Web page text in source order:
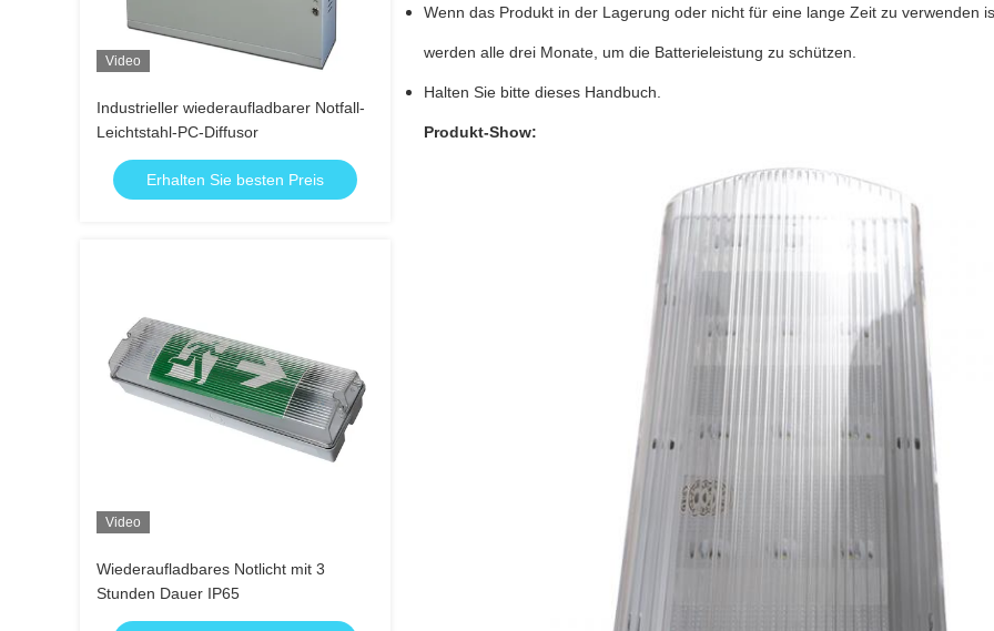
Video
Industrieller wiederaufladbarer Notfall-
Leichtstahl-PC-Diffusor
Erhalten Sie besten Preis
Video
Wiederaufladbares Notlicht mit 3
Stunden Dauer IP65
Wenn das Produkt in der Lagerung oder nicht für eine lange Zeit zu verwenden
werden alle drei Monate, um die Batterieleistung zu schützen.
Halten Sie bitte dieses Handbuch.
Produkt-Show: